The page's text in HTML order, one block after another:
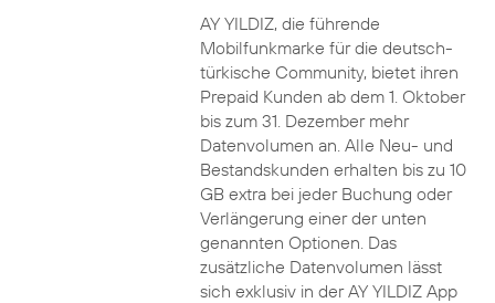
AY YILDIZ, die führende
Mobilfunkmarke für die deutsch-
türkische Community, bietet ihren
Prepaid Kunden ab dem 1. Oktober
bis zum 31. Dezember mehr
Datenvolumen an. Alle Neu- und
Bestandskunden erhalten bis zu 10
GB extra bei jeder Buchung oder
Verlängerung einer der unten
genannten Optionen. Das
zusätzliche Datenvolumen lässt
sich exklusiv in der AY YILDIZ App